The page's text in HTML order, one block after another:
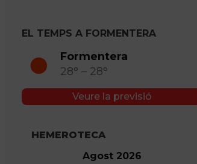
EL TEMPS A FORMENTERA
Formentera
28° – 28°
Veure la previsió
HEMEROTECA
Agost 2026